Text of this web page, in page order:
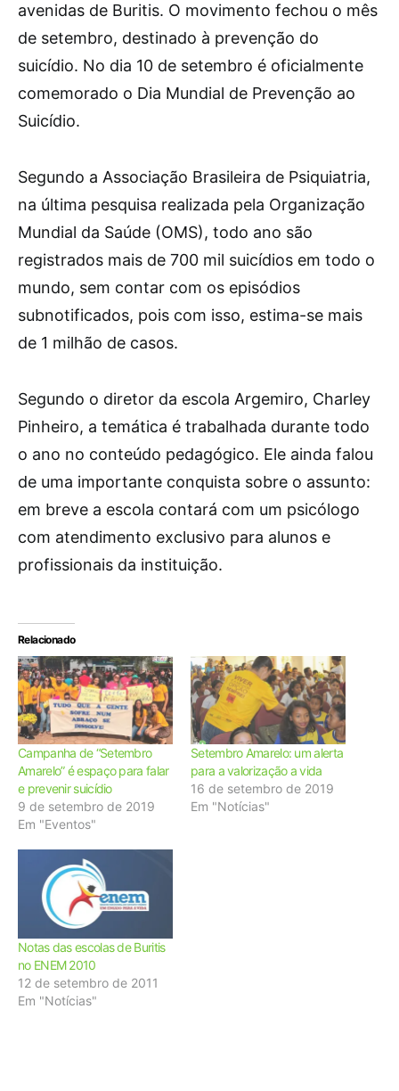
avenidas de Buritis. O movimento fechou o mês
de setembro, destinado à prevenção do
suicídio. No dia 10 de setembro é oficialmente
comemorado o Dia Mundial de Prevenção ao
Suicídio.
Segundo a Associação Brasileira de Psiquiatria,
na última pesquisa realizada pela Organização
Mundial da Saúde (OMS), todo ano são
registrados mais de 700 mil suicídios em todo o
mundo, sem contar com os episódios
subnotificados, pois com isso, estima-se mais
de 1 milhão de casos.
Segundo o diretor da escola Argemiro, Charley
Pinheiro, a temática é trabalhada durante todo
o ano no conteúdo pedagógico. Ele ainda falou
de uma importante conquista sobre o assunto:
em breve a escola contará com um psicólogo
com atendimento exclusivo para alunos e
profissionais da instituição.
Relacionado
Campanha de “Setembro
Amarelo” é espaço para falar
e prevenir suicídio
9 de setembro de 2019
Em "Eventos"
Setembro Amarelo: um alerta
para a valorização a vida
16 de setembro de 2019
Em "Notícias"
Notas das escolas de Buritis
no ENEM 2010
12 de setembro de 2011
Em "Notícias"